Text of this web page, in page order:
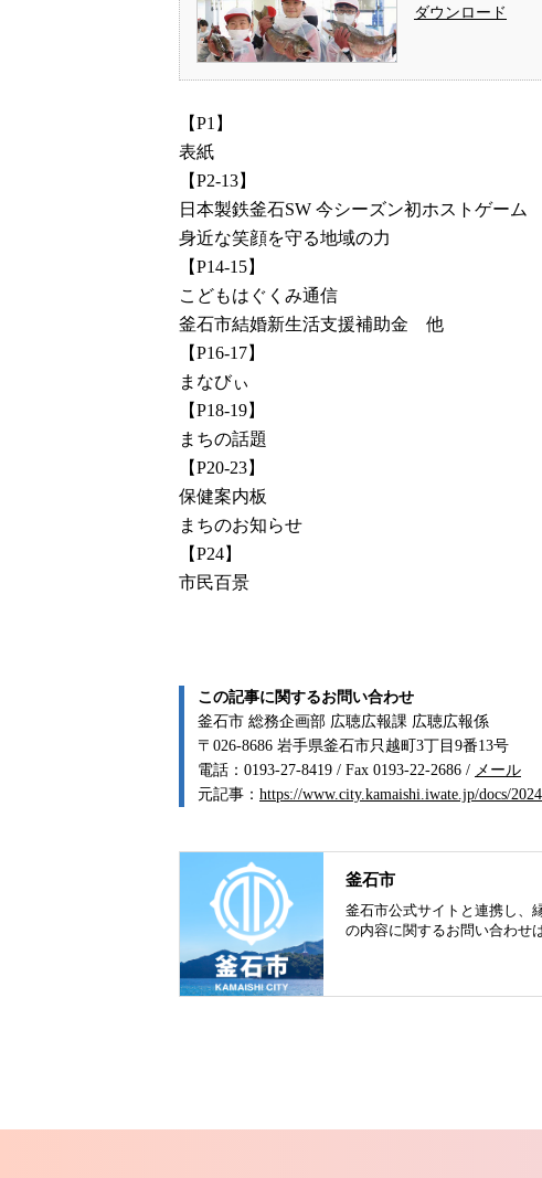
ダウンロード
【P1】
表紙
【P2-13】
日本製鉄釜石SW 今シーズン初ホストゲーム
身近な笑顔を守る地域の力
【P14-15】
こどもはぐくみ通信
釜石市結婚新生活支援補助金 他
【P16-17】
まなびぃ
【P18-19】
まちの話題
【P20-23】
保健案内板
まちのお知らせ
【P24】
市民百景
この記事に関するお問い合わせ
釜石市 総務企画部 広聴広報課 広聴広報係
〒026-8686 岩手県釜石市只越町3丁目9番13号
電話：0193-27-8419 / Fax 0193-22-2686 / メール
元記事： https://www.city.kamaishi.iwate.jp/docs/
釜石市
釜石市公式サイトと連携し、
の内容に関するお問い合わせ